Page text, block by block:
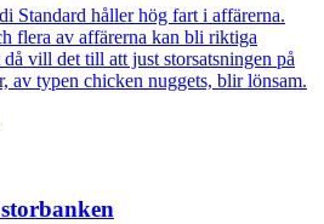
Standard håller hög fart i affärerna.
flera av affärerna kan bli riktiga
vill det till att just storsatsningen på
av typen chicken nuggets, blir lönsam.